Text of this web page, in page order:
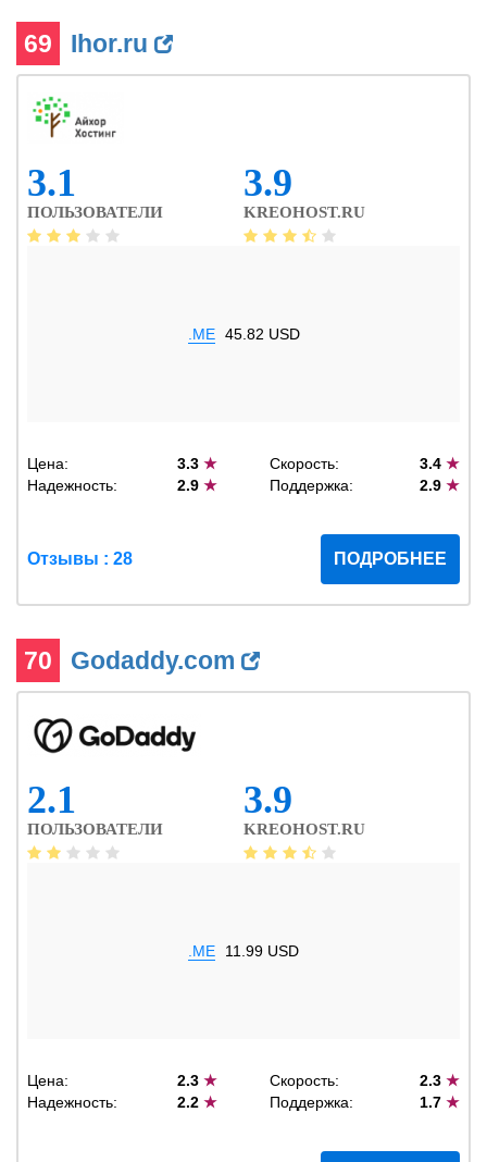
69 Ihor.ru
3.1
ПОЛЬЗОВАТЕЛИ
3.9
KREOHOST.RU
.ME 45.82 USD
Цена: 3.3★ Скорость: 3.4 ★
Надежность:
2.9★ Поддержка: 2.9 ★
Отзывы : 28 ПОДРОБНЕЕ
70 Godaddy.com
2.1
ПОЛЬЗОВАТЕЛИ
3.9
KREOHOST.RU
.ME 11.99 USD
Цена: 2.3★ Скорость: 2.3 ★
Надежность:
2.2★ Поддержка: 1.7 ★